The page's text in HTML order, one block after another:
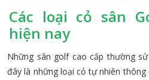
Các loại cỏ sân
hiện nay
Những sân golf cao cấp thường
đây là những loại cỏ tự nhiên